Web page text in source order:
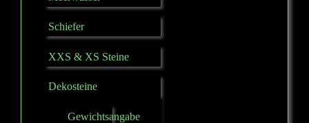
Schiefer
XXS & XS Steine
Dekosteine
Gewichtsangabe